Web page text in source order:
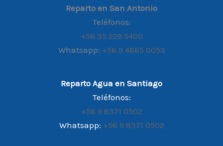
Reparto en San Antonio
Teléfonos:
+56 35 229 5400
Whatsapp: +56 9 4665 0053
Reparto Agua en Santiago
Teléfonos:
+56 9 8371 0502
Whatsapp: +56 9 8371 0502